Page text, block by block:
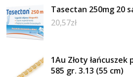
Tasectan 250mg 20
20,57zł
1Au Złoty
585 gr. 3.13 (55 cm)